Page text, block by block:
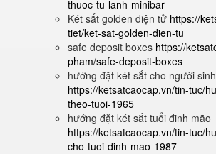
thuoc-tu-lanh-minibar
Két sắt golden điện tử https://
tiet/ket-sat-golden-dien-tu
safe deposit boxes https://
pham/safe-deposit-boxes
hướng đặt két sắt cho người
https://ketsatcaocap.vn/tin-tuc/
theo-tuoi-1965
hướng đặt két sắt tuổi đinh mão
https://ketsatcaocap.vn/tin-tuc/
cho-tuoi-dinh-mao-1987